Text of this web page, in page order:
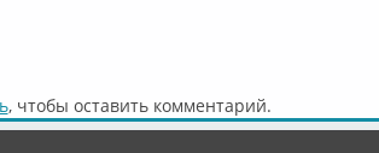
, чтобы оставить комментарий.